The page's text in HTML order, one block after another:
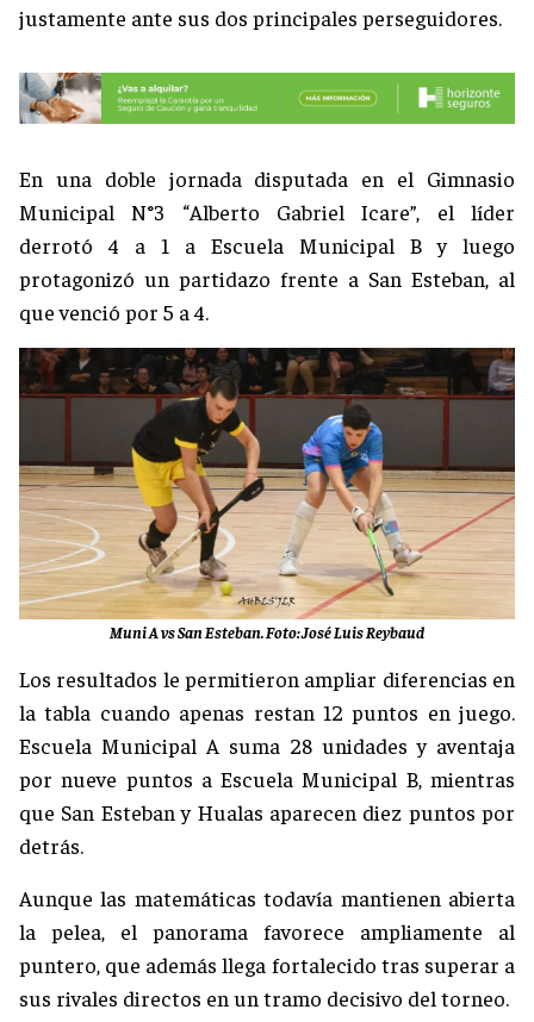
justamente ante sus dos principales perseguidores.
En una doble jornada disputada en el Gimnasio
Municipal N°3 “Alberto Gabriel Icare”, el líder
derrotó 4 a 1 a Escuela Municipal B y luego
protagonizó un partidazo frente a San Esteban, al
que venció por 5 a 4.
Muni A vs San Esteban. Foto: José Luis Reybaud
Los resultados le permitieron ampliar diferencias en
la tabla cuando apenas restan 12 puntos en juego.
Escuela Municipal A suma 28 unidades y aventaja
por nueve puntos a Escuela Municipal B, mientras
que San Esteban y Hualas aparecen diez puntos por
detrás.
Aunque las matemáticas todavía mantienen abierta
la pelea, el panorama favorece ampliamente al
puntero, que además llega fortalecido tras superar a
sus rivales directos en un tramo decisivo del torneo.